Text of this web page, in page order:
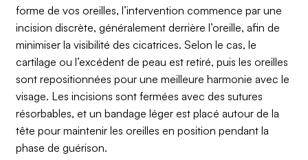
forme de vos oreilles, l’intervention commence par une
incision discrète, généralement derrière l’oreille, afin de
minimiser la visibilité des cicatrices. Selon le cas, le
cartilage ou l’excédent de peau est retiré, puis les oreilles
sont repositionnées pour une meilleure harmonie avec le
visage. Les incisions sont fermées avec des sutures
résorbables, et un bandage léger est placé autour de la
tête pour maintenir les oreilles en position pendant la
phase de guérison.